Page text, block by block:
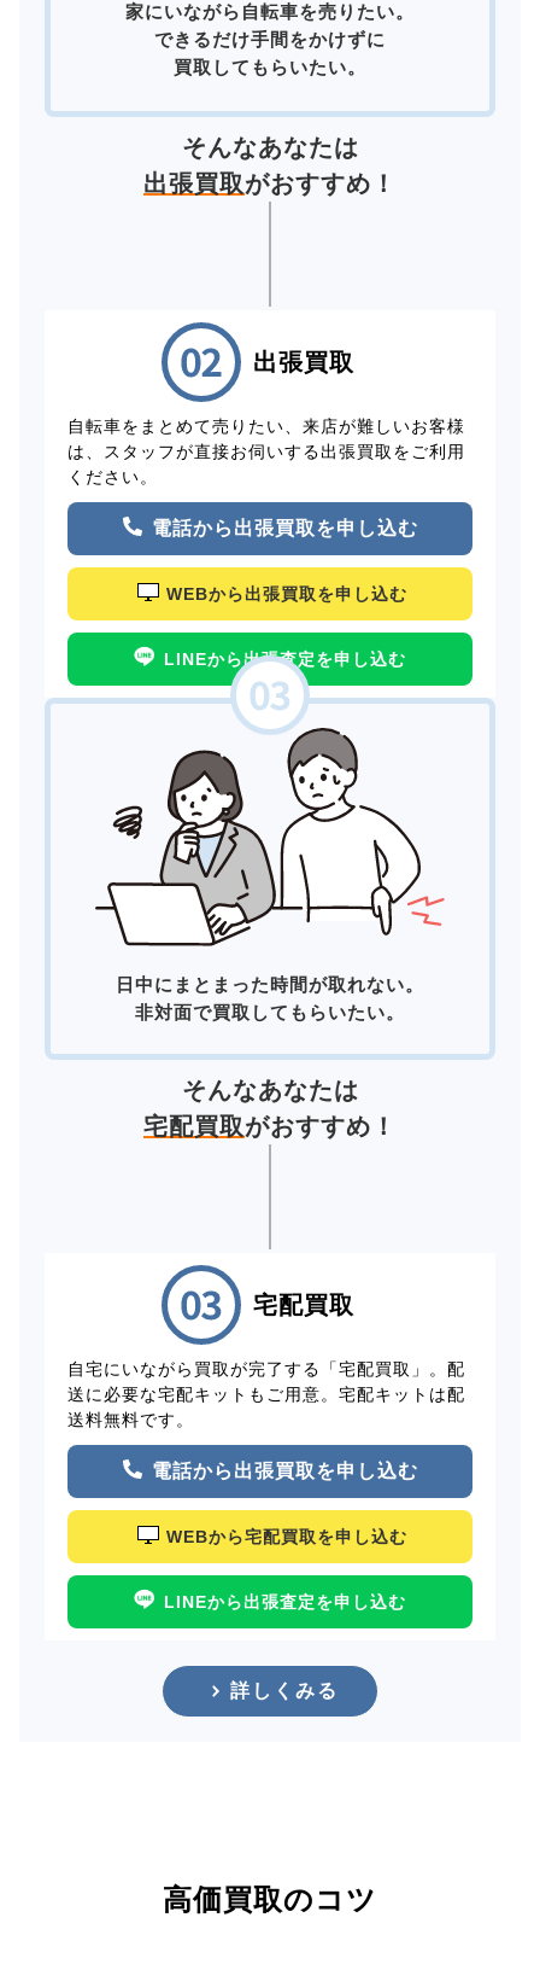
家にいながら自転車を売りたい。
できるだけ手間をかけずに
買取してもらいたい。
そんなあなたは
出張買取がおすすめ！
出張買取
自転車をまとめて売りたい、来店が難しいお客様
は、スタッフが直接お伺いする出張買取をご利用
ください。
電話から出張買取を申し込む
WEBから出張買取を申し込む
LINEから出張査定を申し込む
日中にまとまった時間が取れない。
非対面で買取してもらいたい。
そんなあなたは
宅配買取がおすすめ！
宅配買取
自宅にいながら買取が完了する「宅配買取」。配
送に必要な宅配キットもご用意。宅配キットは配
送料無料です。
電話から出張買取を申し込む
WEBから宅配買取を申し込む
LINEから出張査定を申し込む
詳しくみる
高価買取のコツ